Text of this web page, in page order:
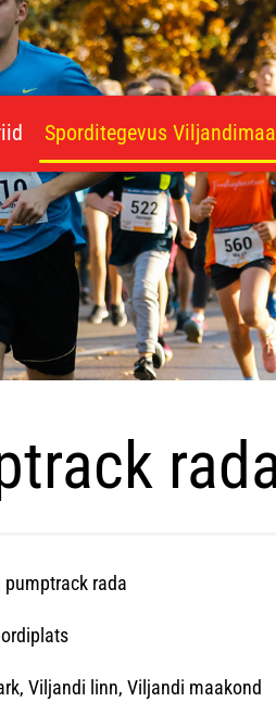
Sporditegevus Viljandimaal
rada
Viljandi linn, Viljandi maakond